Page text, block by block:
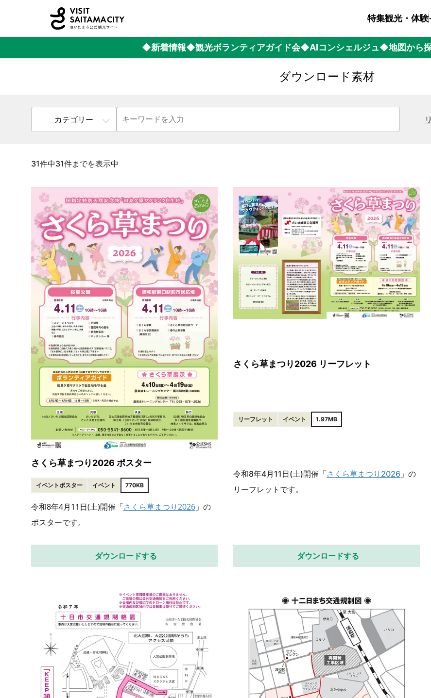
特集観光・体験
◆新着情報◆観光ボランティアガイド会◆AIコンシェルジュ◆地図から
ダウンロード素材
カテゴリー
31件中31件までを表示中
さくら草まつり2026 ポスター
イベントポスター イベント 770KB
令和8年4月11日(土)開催「さくら草まつり2026 」の
ポスターです。
ダウンロードする
さくら草まつり2026 リーフレット
リーフレット イベント 1.97MB
令和8年4月11日(土)開催「さくら草まつり2026 」の
リーフレットです。
ダウンロードする